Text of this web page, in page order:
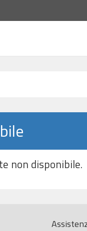
non disponibile.